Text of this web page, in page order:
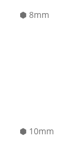
⬢ 8mm
⬢ 10mm